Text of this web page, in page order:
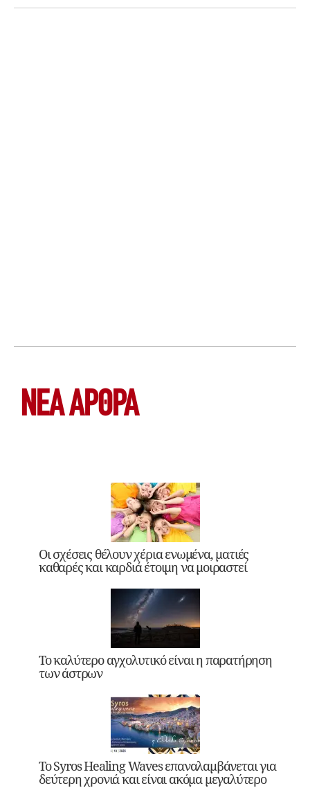
ΝΕΑ ΆΡΘΡΑ
Οι σχέσεις θέλουν χέρια ενωμένα, ματιές
καθαρές και καρδιά έτοιμη να μοιραστεί
Το καλύτερο αγχολυτικό είναι η παρατήρηση
των άστρων
Το Syros Healing Waves επαναλαμβάνεται για
δεύτερη χρονιά και είναι ακόμα μεγαλύτερο